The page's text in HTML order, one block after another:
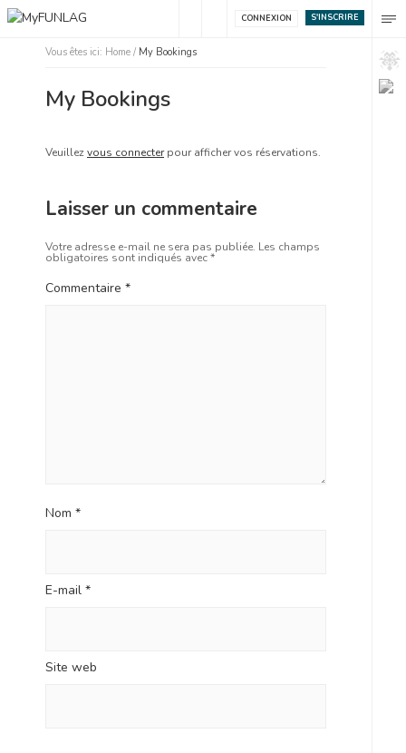
S'INSCRIRE
CONNEXION
Vous êtes ici: Home / My Bookings
My Bookings
Veuillezvous connecterpour afficher vos réservations.
Laisser un commentaire
Votre adresse e-mail ne sera pas publiée. Les champs
obligatoires sont indiqués avec*
Commentaire *
Nom *
E-mail *
Site web